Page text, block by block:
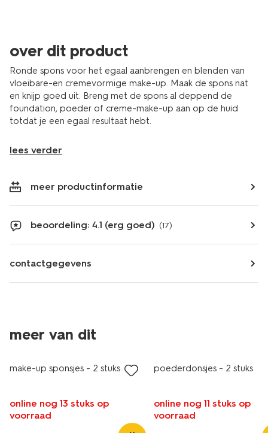
over dit product
Ronde spons voor het egaal aanbrengen en blenden van
vloeibare-en cremevormige make-up. Maak de spons nat
en knijp goed uit. Breng met de spons al deppend de
foundation, poeder of creme-make-up aan op de huid
totdat je een egaal resultaat hebt.
lees verder
meer productinformatie
beoordeling: 4.1 (erg goed) (17)
contactgegevens
meer van dit
vegan
make-up sponsjes - 2 stuks
online nog 13 stuks op
voorraad
poederdonsjes - 2 stuks
online nog 11 stuks op
voorraad